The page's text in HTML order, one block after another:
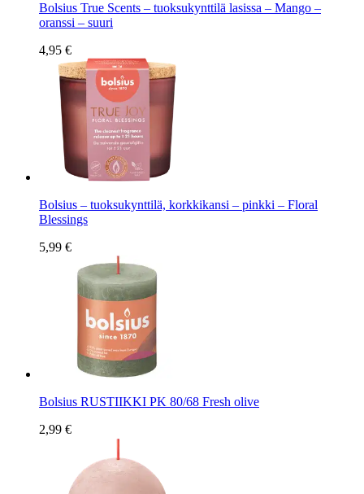
Bolsius True Scents – tuoksukynttilä lasissa – Mango –
oranssi – suuri
4,95 €
Bolsius – tuoksukynttilä, korkkikansi – pinkki – Floral
Blessings
5,99 €
Bolsius RUSTIIKKI PK 80/68 Fresh olive
2,99 €